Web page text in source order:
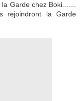
Garde chez Boki.......
rejoindront la Garde